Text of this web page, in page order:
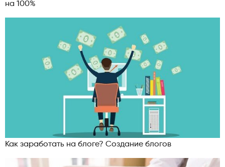
на 100%
Как заработать на блоге? Создание блогов